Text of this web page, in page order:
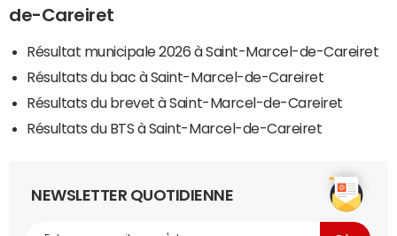
de-Careiret
Résultat municipale 2026 à Saint-Marcel-de-Careiret
Résultats du bac à Saint-Marcel-de-Careiret
Résultats du brevet à Saint-Marcel-de-Careiret
Résultats du BTS à Saint-Marcel-de-Careiret
NEWSLETTER QUOTIDIENNE